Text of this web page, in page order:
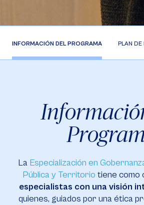
INFORMACIÓN DEL PROGRAMA PLAN DE
La Especialización en
Pública y Territorio tiene como
especialistas con una visión
quienes, guiados por una ética